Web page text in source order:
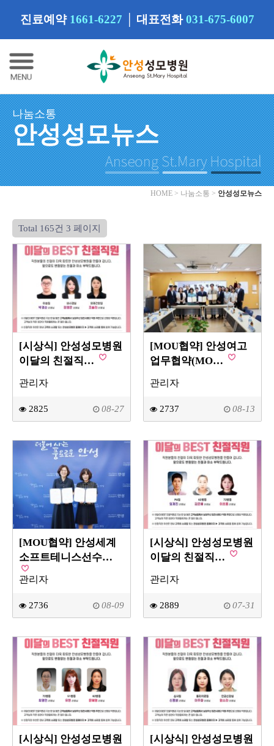
진료예약 1661-6227 대표전화 031-675-6007
나눔소통
안성성모뉴스
HOME > 나눔소통 > 안성성모뉴스
Total 165건 3 페이지
[시상식] 안성성모병원
이달의 친절직…
관리자
2825 08-27
[MOU협약] 안성여고
업무협약(MO…
관리자
2737 08-13
[MOU협약] 안성세계
소프트테니스선수…
관리자
2736 08-09
[시상식] 안성성모병원
이달의 친절직…
관리자
2889 07-31
[시상식] 안성성모병원
[시상식] 안성성모병원